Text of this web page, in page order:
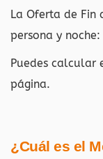
La Oferta de Fin
persona y noche:
Puedes calcular
página.
¿Cuál es el